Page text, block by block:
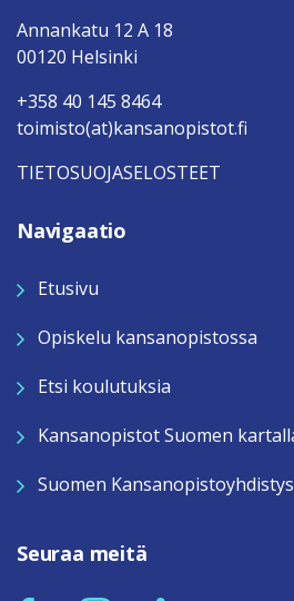
Annankatu 12 A 18
00120 Helsinki
+358 40 145 8464
toimisto(at)kansanopistot.fi
TIETOSUOJASELOSTEET
Navigaatio
Etusivu
Opiskelu kansanopistossa
Etsi koulutuksia
Kansanopistot Suomen
Suomen Kansanopistoyhdistys
Seuraa meitä